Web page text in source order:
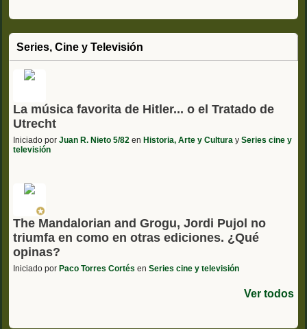
Series, Cine y Televisión
La música favorita de Hitler... o el Tratado de
Utrecht
Iniciado por Juan R. Nieto 5/82 en Historia, Arte y Cultura y Series cine y
televisión
The Mandalorian and Grogu, Jordi Pujol no
triumfa en como en otras ediciones. ¿Qué
opinas?
Iniciado por Paco Torres Cortés en Series cine y televisión
Ver todos